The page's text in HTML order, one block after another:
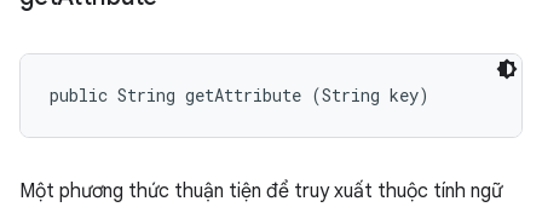
public String getAttribute (String key)
Một phương thức thuận tiện để truy xuất thuộc tính ngữ